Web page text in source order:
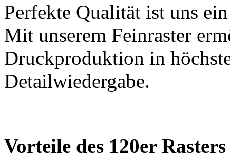
Perfekte Qualität ist uns
Mit unserem Feinraster
Druckproduktion in
Detailwiedergabe.
Vorteile des 120er